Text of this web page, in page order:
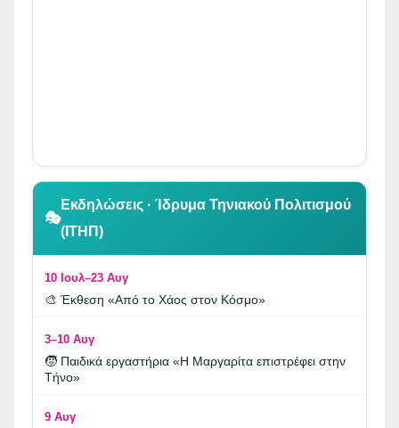
👆 Κλικ για περιήγηση
🎭
Εκδηλώσεις · Ίδρυμα Τηνιακού Πολιτισμού
(ΙΤΗΠ)
10 Ιουλ–23 Αυγ
🎨 Έκθεση «Από το Χάος στον Κόσμο»
3–10 Αυγ
🧒 Παιδικά εργαστήρια «Η Μαργαρίτα επιστρέφει στην
Τήνο»
9 Αυγ